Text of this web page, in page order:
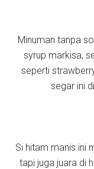
Minuman tanpa
syrup markisa,
seperti
segar ini
Si hitam manis ini
tapi juga juara di